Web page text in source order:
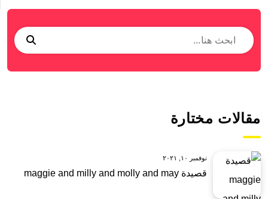
مقالات مختارة
نوفمبر ١٠, ٢٠٢١
قصيدة maggie and milly and molly and may